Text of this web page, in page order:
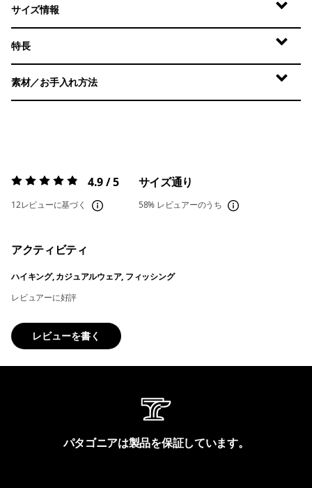
サイズ情報
特長
素材／お手入れ方法
評価:4.9 / 5 4.9 / 5
12レビューに基づく
サイズ通り
58% レビュアーのうち
アクティビティ
ハイキング, カジュアルウェア, フィッシング
レビュアーに好評
レビューを書く
パタゴニアは製品を保証しています。